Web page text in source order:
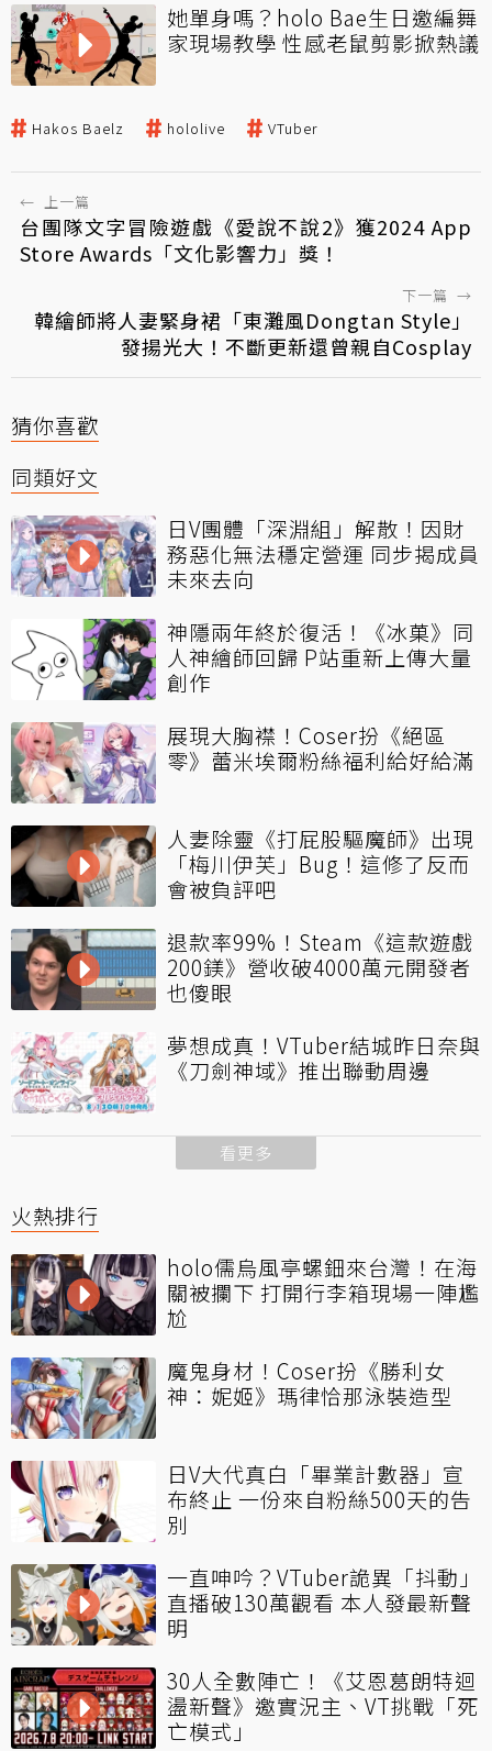
她單身嗎？holo Bae生日邀編舞
家現場教學 性感老鼠剪影掀熱議
Hakos Baelz hololive VTuber
← 上一篇
台團隊文字冒險遊戲《愛說不說2》獲2024 App
Store Awards「文化影響力」獎！
下一篇 →
韓繪師將人妻緊身裙「東灘風Dongtan Style」
發揚光大！不斷更新還曾親自Cosplay
猜你喜歡
同類好文
日V團體「深淵組」解散！因財
務惡化無法穩定營運 同步揭成員
未來去向
神隱兩年終於復活！《冰菓》同
人神繪師回歸 P站重新上傳大量
創作
展現大胸襟！Coser扮《絕區
零》蕾米埃爾粉絲福利給好給滿
人妻除靈《打屁股驅魔師》出現
「梅川伊芙」Bug！這修了反而
會被負評吧
退款率99%！Steam《這款遊戲
200鎂》營收破4000萬元開發者
也傻眼
夢想成真！VTuber結城昨日奈與
《刀劍神域》推出聯動周邊
看更多
火熱排行
holo儒烏風亭螺鈿來台灣！在海
關被攔下 打開行李箱現場一陣尷
尬
魔鬼身材！Coser扮《勝利女
神：妮姬》瑪律恰那泳裝造型
日V大代真白「畢業計數器」宣
布終止 一份來自粉絲500天的告
別
一直呻吟？VTuber詭異「抖動」
直播破130萬觀看 本人發最新聲
明
30人全數陣亡！《艾恩葛朗特迴
盪新聲》邀實況主、VT挑戰「死
亡模式」